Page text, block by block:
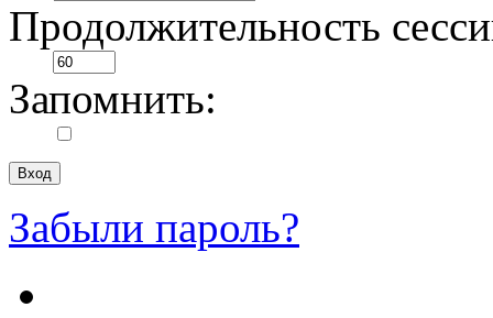
Продолжительность
Запомнить:
Забыли пароль?